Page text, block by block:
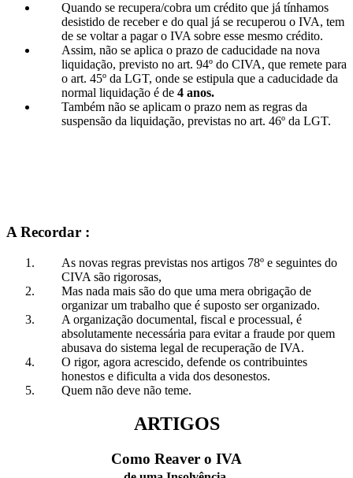
Quando se recupera/cobra um crédito que já tínhamos
desistido de receber e do qual já se recuperou o IVA, tem
de se voltar a pagar o IVA sobre esse mesmo crédito.
Assim, não se aplica o prazo de caducidade na nova
liquidação, previsto no art. 94º do CIVA, que remete para
o art. 45º da LGT, onde se estipula que a caducidade da
normal liquidação é de 4 anos.
Também não se aplicam o prazo nem as regras da
suspensão da liquidação, previstas no art. 46º da LGT.
A Recordar :
As novas regras previstas nos artigos 78º e seguintes do
CIVA são rigorosas,
Mas nada mais são do que uma mera obrigação de
organizar um trabalho que é suposto ser organizado.
A organização documental, fiscal e processual, é
absolutamente necessária para evitar a fraude por quem
abusava do sistema legal de recuperação de IVA.
O rigor, agora acrescido, defende os contribuintes
honestos e dificulta a vida dos desonestos.
Quem não deve não teme.
ARTIGOS
Como Reaver o IVA